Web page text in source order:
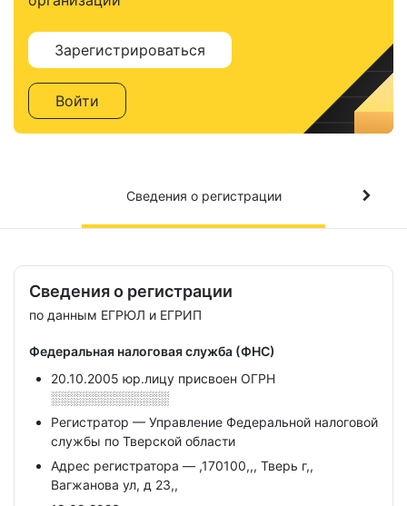
Зарегистрироваться
Войти
Сведения о регистрации
Сведения о регистрации
по данным ЕГРЮЛ и ЕГРИП
Федеральная налоговая служба (ФНС)
20.10.2005 юр.лицу присвоен ОГРН
░░░░░░░░░░░░░
Регистратор — Управление Федеральной налоговой
службы по Тверской области
Адрес регистратора — ,170100,,, Тверь г,,
Вагжанова ул, д 23,,